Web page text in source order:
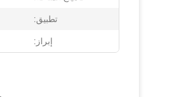
تطبيق:
إبراز: